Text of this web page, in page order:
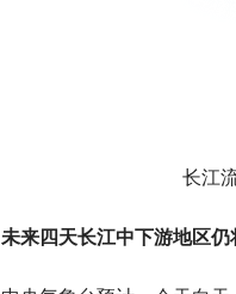
长江
未来四天长江中下游地区